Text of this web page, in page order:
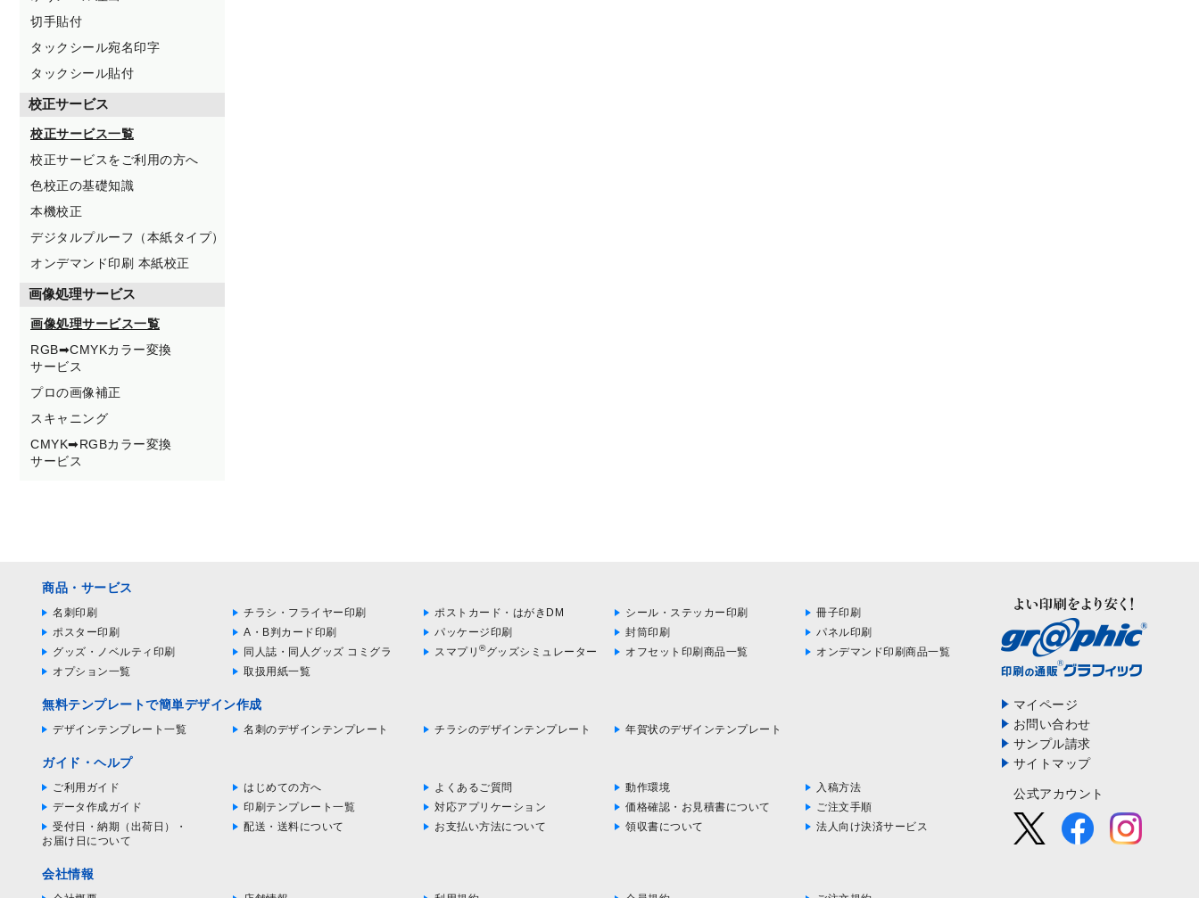
切手貼付
タックシール宛名印字
タックシール貼付
校正サービス
校正サービス一覧
校正サービスをご利用の方へ
色校正の基礎知識
本機校正
デジタルプルーフ（本紙タイプ）
オンデマンド印刷 本紙校正
画像処理サービス
画像処理サービス一覧
RGB➡CMYKカラー変換
サービス
プロの画像補正
スキャニング
CMYK➡RGBカラー変換
サービス
商品・サービス
名刺印刷 チラシ・フライヤー印刷 ポストカード・はがきDM シール・ステッカー印刷
冊子印刷
ポスター印刷
A・B判カード印刷 パッケージ印刷 封筒印刷
パネル印刷
グッズ・ノベルティ印刷
同人誌・同人グッズ コミグラ スマプリ ®グッズシミュレーター オフセット印刷商品一覧
オンデマンド印刷商品一覧
オプション一覧
取扱用紙一覧
無料テンプレートで簡単デザイン作成
デザインテンプレート一覧 名刺のデザインテンプレート チラシのデザインテンプレート 年賀状のデザインテンプレート
ガイド・ヘルプ
ご利用ガイド はじめての方へ よくあるご質問 動作環境
入稿方法
データ作成ガイド
印刷テンプレート一覧 対応アプリケーション 価格確認・お見積書について
ご注文手順
受付日・納期（出荷日）・
お届け日について
配送・送料について お支払い方法について 領収書について 法人向け決済サービス
会社情報
マイページ
お問い合わせ
サンプル請求
サイトマップ
公式アカウント